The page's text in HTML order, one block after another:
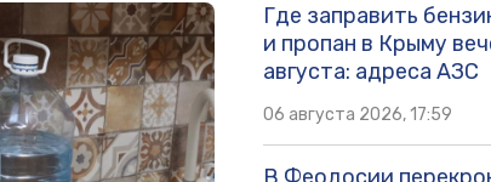
Где заправить
и пропан в Крыму
августа: адреса АЗС
06 августа 2026, 17:59
В Феодосии